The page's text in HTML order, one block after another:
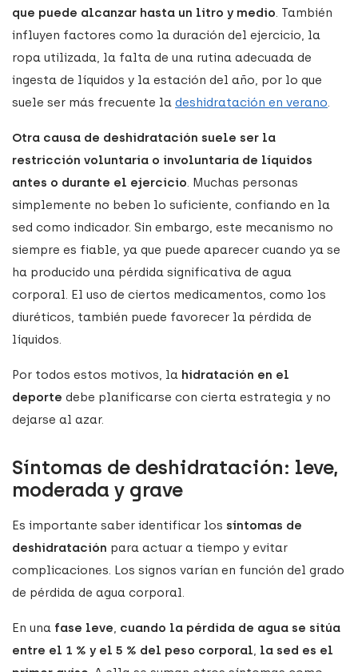
que puede alcanzar hasta un litro y medio. También
influyen factores como la duración del ejercicio, la
ropa utilizada, la falta de una rutina adecuada de
ingesta de líquidos y la estación del año, por lo que
suele ser más frecuente la deshidratación en verano.
Otra causa de deshidratación suele ser la
restricción voluntaria o involuntaria de líquidos
antes o durante el ejercicio. Muchas personas
simplemente no beben lo suficiente, confiando en la
sed como indicador. Sin embargo, este mecanismo no
siempre es fiable, ya que puede aparecer cuando ya se
ha producido una pérdida significativa de agua
corporal. El uso de ciertos medicamentos, como los
diuréticos, también puede favorecer la pérdida de
líquidos.
Por todos estos motivos, la hidratación en el
deporte debe planificarse con cierta estrategia y no
dejarse al azar.
Síntomas de deshidratación: leve,
moderada y grave
Es importante saber identificar los síntomas de
deshidratación para actuar a tiempo y evitar
complicaciones. Los signos varían en función del grado
de pérdida de agua corporal.
En una fase leve, cuando la pérdida de agua se sitúa
entre el 1 % y el 5 % del peso corporal, la sed es el